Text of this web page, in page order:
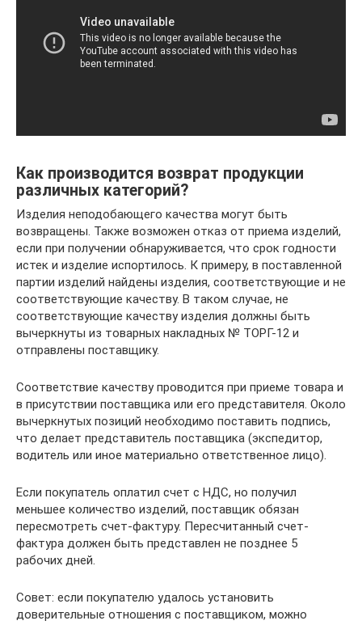
Как производится возврат продукции
различных категорий?
Изделия неподобающего качества могут быть
возвращены. Также возможен отказ от приема изделий,
если при получении обнаруживается, что срок годности
истек и изделие испортилось. К примеру, в поставленной
партии изделий найдены изделия, соответствующие и не
соответствующие качеству. В таком случае, не
соответствующие качеству изделия должны быть
вычеркнуты из товарных накладных № ТОРГ-12 и
отправлены поставщику.
Соответствие качеству проводится при приеме товара и
в присутствии поставщика или его представителя. Около
вычеркнутых позиций необходимо поставить подпись,
что делает представитель поставщика (экспедитор,
водитель или иное материально ответственное лицо).
Если покупатель оплатил счет с НДС, но получил
меньшее количество изделий, поставщик обязан
пересмотреть счет-фактуру. Пересчитанный счет-
фактура должен быть представлен не позднее 5
рабочих дней.
Совет: если покупателю удалось установить
доверительные отношения с поставщиком, можно